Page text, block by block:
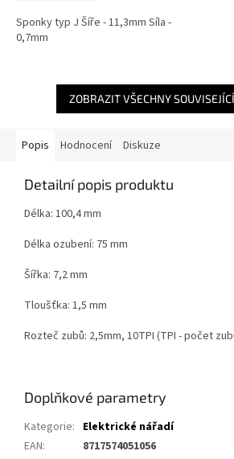
Sponky typ J Šíře - 11,3mm Síla -
0,7mm
ZOBRAZIT VŠECHNY
Popis Hodnocení Diskuze
Detailní popis produktu
Délka: 100,4 mm
Délka ozubení: 75 mm
Šířka: 7,2 mm
Tloušťka: 1,5 mm
Rozteč zubů: 2,5mm, 10TPI (TPI - počet
Doplňkové parametry
Kategorie: Elektrické nářadí
EAN: 8717574051056